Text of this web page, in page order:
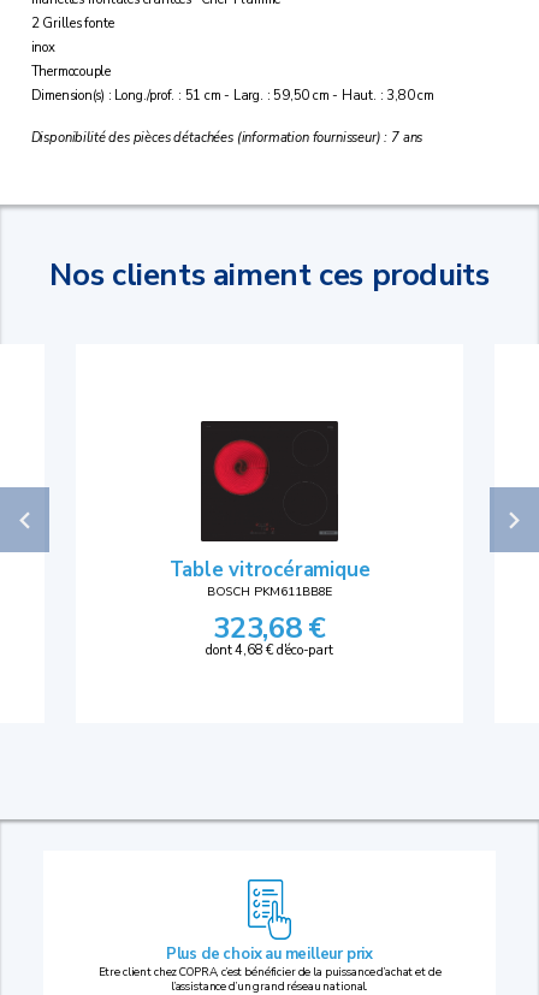
2 Grilles fonte
inox
Thermocouple
Dimension(s) : Long./prof. : 51 cm - Larg. : 59,50 cm - Haut. : 3,80 cm
Disponibilité des pièces détachées (information fournisseur) : 7 ans
Nos clients aiment ces produits
Table vitrocéramique
BOSCH PKM611BB8E
323,68 €
dont 4,68 € d'éco-part
Plus de choix au meilleur prix
Etre client chez COPRA, c’est bénéficier de la puissance d’achat et de
l’assistance d’un grand réseau national.